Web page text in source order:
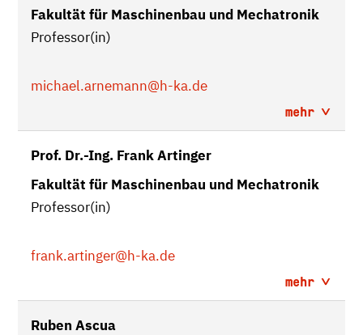
Fakultät für Maschinenbau und Mechatronik
Professor(in)
michael.arnemann@h-ka.de
mehr
Prof. Dr.-Ing. Frank Artinger
Fakultät für Maschinenbau und Mechatronik
Professor(in)
frank.artinger@h-ka.de
mehr
Ruben Ascua